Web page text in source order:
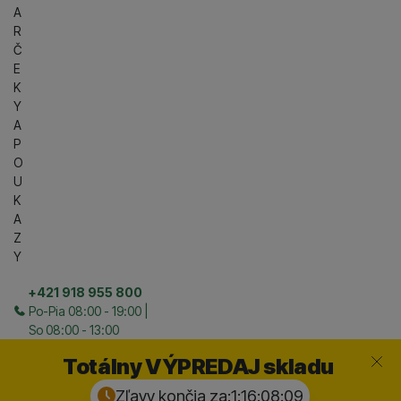
A
R
Č
E
K
Y
A
P
O
U
K
A
Z
Y
+421 918 955 800
Po-Pia 08:00 - 19:00 |
So 08:00 - 13:00
Totálny VÝPREDAJ skladu
Zľavy končia za:1:16:08:08
Zavrieť